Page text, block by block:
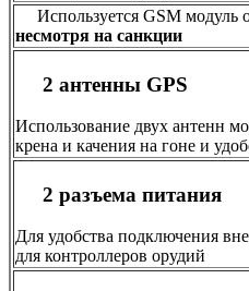
Используется GSM модуль
несмотря на санкции
2 антенны GPS
Использование двух антенн
крена и качения на гоне и
2 разъема питания
Для удобства подключения
для контроллеров орудий